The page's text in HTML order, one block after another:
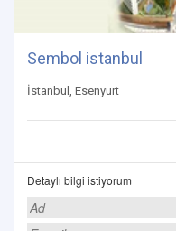
Sembol istanbul
İstanbul, Esenyurt
Detaylı bilgi istiyorum